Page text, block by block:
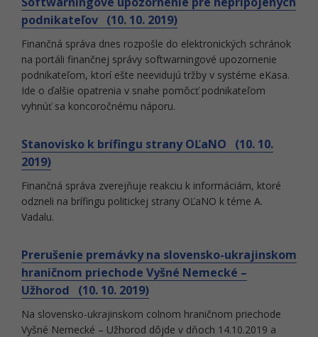
podnikateľov (10. 10. 2019)
Finančná správa dnes rozpošle do elektronických schránok
na portáli finančnej správy softwarningové upozornenie
podnikateľom, ktorí ešte neevidujú tržby v systéme eKasa.
Ide o ďalšie opatrenia v snahe pomôcť podnikateľom
vyhnúť sa koncoročnému náporu.
Stanovisko k brífingu strany OĽaNO (10. 10.
2019)
Finančná správa zverejňuje reakciu k informáciám, ktoré
odzneli na brífingu politickej strany OĽaNO k téme A.
Vadalu.
Prerušenie premávky na slovensko-ukrajinskom
hraničnom priechode Vyšné Nemecké –
Užhorod (10. 10. 2019)
Na slovensko-ukrajinskom colnom hraničnom priechode
Vyšné Nemecké – Užhorod dôjde v dňoch 14.10.2019 a